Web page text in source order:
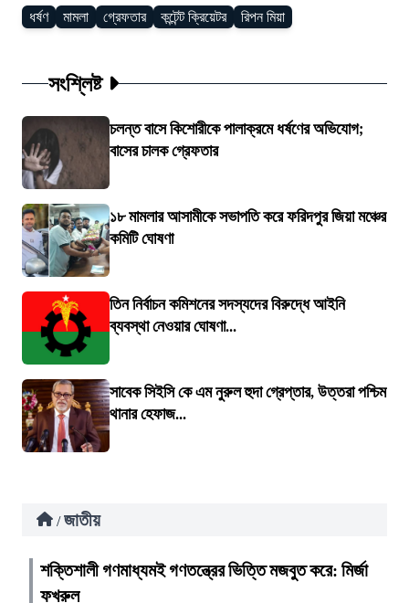
ধর্ষণ মামলা গ্রেফতার কন্টেন্ট ক্রিয়েটর রিপন মিয়া
সংশ্লিষ্ট
চলন্ত বাসে কিশোরীকে পালাক্রমে ধর্ষণের অভিযোগ;
বাসের চালক গ্রেফতার
১৮ মামলার আসামীকে সভাপতি করে ফরিদপুর জিয়া মঞ্চের
কমিটি ঘোষণা
তিন নির্বাচন কমিশনের সদস্যদের বিরুদ্ধে আইনি
ব্যবস্থা নেওয়ার ঘোষণা...
সাবেক সিইসি কে এম নুরুল হুদা গ্রেপ্তার, উত্তরা পশ্চিম
থানার হেফাজ...
/ জাতীয়
শক্তিশালী গণমাধ্যমই গণতন্ত্রের ভিত্তি মজবুত করে: মির্জা
ফখরুল